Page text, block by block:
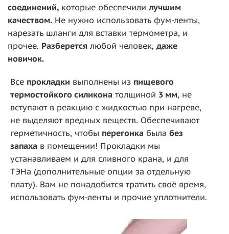
соединений, которые обеспечили лучшим
качеством. Не нужно использовать фум-ленты,
нарезать шланги для вставки термометра, и
прочее. Разберется любой человек, даже
новичок.
Все прокладки выполнены из пищевого
термостойкого силикона толщиной 3 мм, не
вступают в реакцию с жидкостью при нагреве,
не выделяют вредных веществ. Обеспечивают
герметичность, чтобы перегонка была без
запаха в помещении! Прокладки мы
устанавливаем и для сливного крана, и для
ТЭНа (дополнительные опции за отдельную
плату). Вам не понадобится тратить своё время,
использовать фум-ленты и прочие уплотнители.